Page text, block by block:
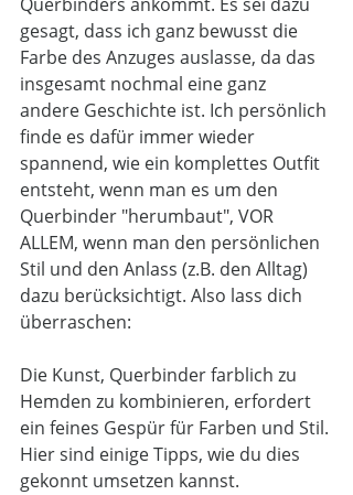
gesagt, dass ich ganz bewusst die
Farbe des Anzuges auslasse, da das
insgesamt nochmal eine ganz
andere Geschichte ist. Ich persönlich
finde es dafür immer wieder
spannend, wie ein komplettes Outfit
entsteht, wenn man es um den
Querbinder "herumbaut", VOR
ALLEM, wenn man den persönlichen
Stil und den Anlass (z.B. den Alltag)
dazu berücksichtigt. Also lass dich
überraschen:
Die Kunst, Querbinder farblich zu
Hemden zu kombinieren, erfordert
ein feines Gespür für Farben und Stil.
Hier sind einige Tipps, wie du dies
gekonnt umsetzen kannst.